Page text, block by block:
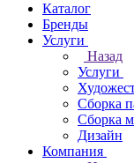
Каталог
Бренды
Услуги
Назад
Услуги
Сборка
Сборка
Дизайн
Компания